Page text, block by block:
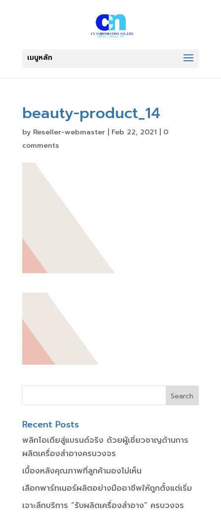
beauty-product_14
by Reseller-webmaster| Feb 22, 2021
0
comments
Recent Posts
พลิกไอเดียสู่แบรนด์จริง ด้วยผู้เชี่ยวชาญด้านการ
ผลิตเครื่องสำอางครบวงจร
เบื้องหลังคุณภาพที่ลูกค้ามองไม่เห็น
เลือกพาร์ทเนอร์ผลิตอย่างมืออาชีพให้ถูกตั้งแต่เริ่ม
เจาะลึกบริการ “รับผลิตเครื่องสำอาง” ครบวงจร